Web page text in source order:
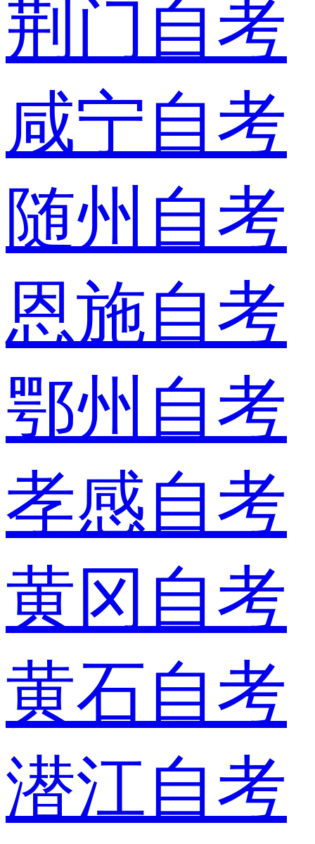
荆门自考
咸宁自考
随州自考
恩施自考
鄂州自考
孝感自考
黄冈自考
黄石自考
潜江自考